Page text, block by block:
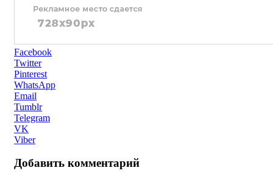
Facebook
Twitter
Pinterest
WhatsApp
Email
Tumblr
Telegram
VK
Viber
Добавить комментарий